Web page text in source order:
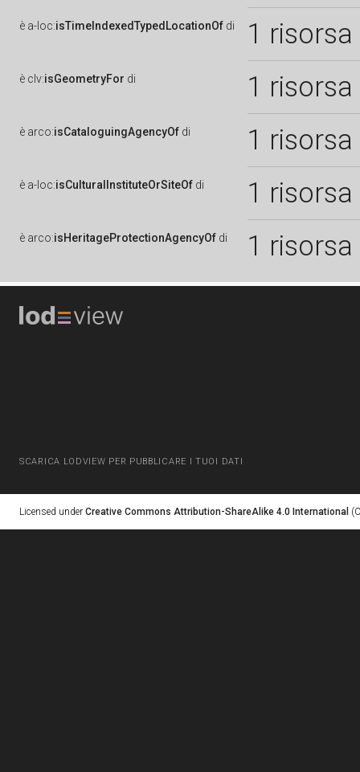
è a-loc:isTimeIndexedTypedLocationOf di 1 risorsa
è clv:isGeometryFor di 1 risorsa
è arco:isCataloguingAgencyOf di 1 risorsa
è a-loc:isCulturalInstituteOrSiteOf di 1 risorsa
è arco:isHeritageProtectionAgencyOf di 1 risorsa
SCARICA LODVIEW PER PUBBLICARE I TUOI DATI
Licensed under Creative Commons Attribution-ShareAlike 4.0 International